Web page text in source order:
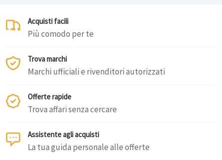
Acquisti facili
Più comodo per te
Trova marchi
Marchi ufficiali e rivenditori autorizzati
Offerte rapide
Trova affari senza cercare
Assistente agli acquisti
La tua guida personale alle offerte